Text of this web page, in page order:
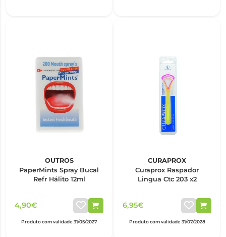
OUTROS
PaperMints Spray Bucal
Refr Hálito 12ml
4,90€
Produto com validade 31/05/2027
CURAPROX
Curaprox Raspador
Lingua Ctc 203 x2
6,95€
Produto com validade 31/07/2028